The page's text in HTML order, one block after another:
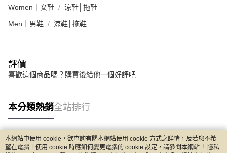
Women｜女鞋 涼鞋│拖鞋
Men｜男鞋 涼鞋│拖鞋
評價
喜歡這個商品嗎？購買後給他一個好評吧
本分類熱銷全站排行
熱門標籤
本網站中使用 cookie，欲查詢有關本網站使用 cookie 方式之詳情，及若您不希
望在電腦上使用 cookie 時應如何變更電腦的 cookie 設定，請參閱本網站「 隱私